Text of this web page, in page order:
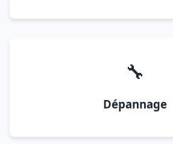
🔧
Dépannage